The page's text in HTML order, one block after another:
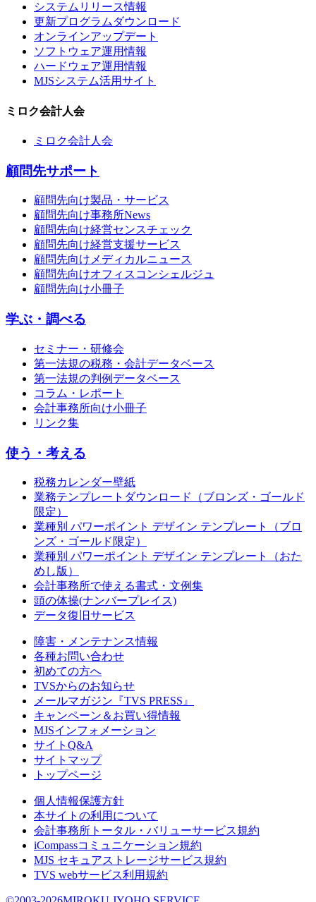
システムリリース情報
更新プログラムダウンロード
オンラインアップデート
ソフトウェア運用情報
ハードウェア運用情報
MJSシステム活用サイト
ミロク会計人会
ミロク会計人会
顧問先サポート
顧問先向け製品・サービス
顧問先向け事務所News
顧問先向け経営センスチェック
顧問先向け経営支援サービス
顧問先向けメディカルニュース
顧問先向けオフィスコンシェルジュ
顧問先向け小冊子
学ぶ・調べる
セミナー・研修会
第一法規の税務・会計データベース
第一法規の判例データベース
コラム・レポート
会計事務所向け小冊子
リンク集
使う・考える
税務カレンダー壁紙
業務テンプレートダウンロード（ブロンズ・ゴールド
限定）
業種別 パワーポイント デザイン テンプレート（ブロ
ンズ・ゴールド限定）
業種別 パワーポイント デザイン テンプレート（おた
めし版）
会計事務所で使える書式・文例集
頭の体操(ナンバープレイス)
データ復旧サービス
障害・メンテナンス情報
各種お問い合わせ
初めての方へ
TVSからのお知らせ
メールマガジン『TVS PRESS』
キャンペーン＆お買い得情報
MJSインフォメーション
サイトQ&A
サイトマップ
トップページ
個人情報保護方針
本サイトの利用について
会計事務所トータル・バリューサービス規約
iCompassコミュニケーション規約
MJS セキュアストレージサービス規約
TVS webサービス利用規約